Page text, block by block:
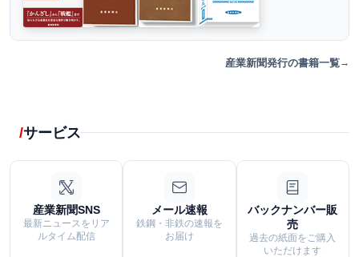
産業新聞発行の書籍一覧
サービス
産業新聞SNS
最新ニュースをリア
ルタイム配信
メール速報
鉄鋼・非鉄の速報を
お届け
バックナンバー販
売
過去の紙面をご購入
いただけます